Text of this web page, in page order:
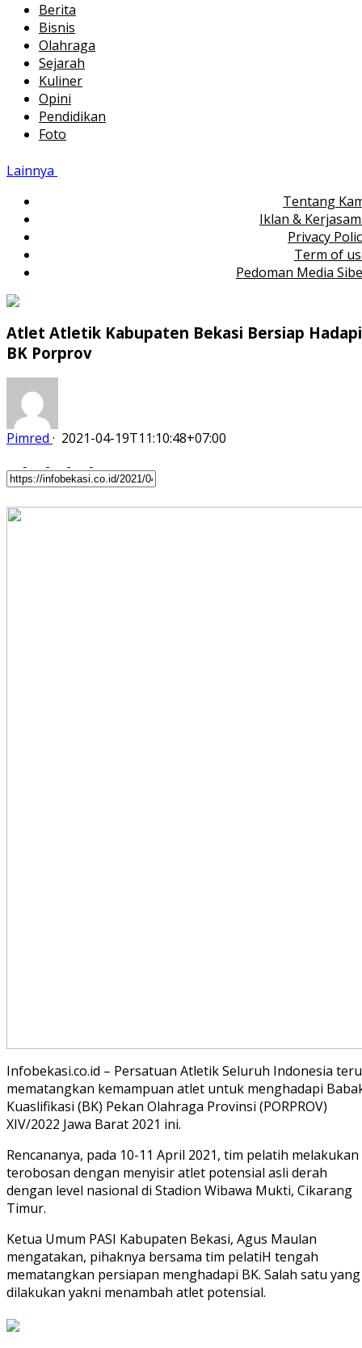
Berita
Bisnis
Olahraga
Sejarah
Kuliner
Opini
Pendidikan
Foto
Lainnya
Tentang
Iklan &
Privacy
Term of
Pedoman Media
Atlet Atletik Kabupaten Bekasi Bersiap Hadapi
BK Porprov
Pimred · 2021-04-19T11:10:48+07:00
Infobekasi.co.id – Persatuan Atletik Seluruh Indonesia
mematangkan kemampuan atlet untuk menghadapi
Kuaslifikasi (BK) Pekan Olahraga Provinsi (PORPROV)
XIV/2022 Jawa Barat 2021 ini.
Rencananya, pada 10-11 April 2021, tim pelatih melakukan
terobosan dengan menyisir atlet potensial asli derah
dengan level nasional di Stadion Wibawa Mukti, Cikarang
Timur.
Ketua Umum PASI Kabupaten Bekasi, Agus Maulan
mengatakan, pihaknya bersama tim pelatiH tengah
mematangkan persiapan menghadapi BK. Salah satu yang
dilakukan yakni menambah atlet potensial.